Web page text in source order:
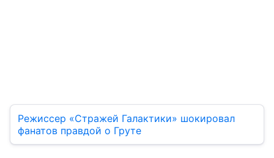
Режиссер «Стражей Галактики» шокировал
фанатов правдой о Груте